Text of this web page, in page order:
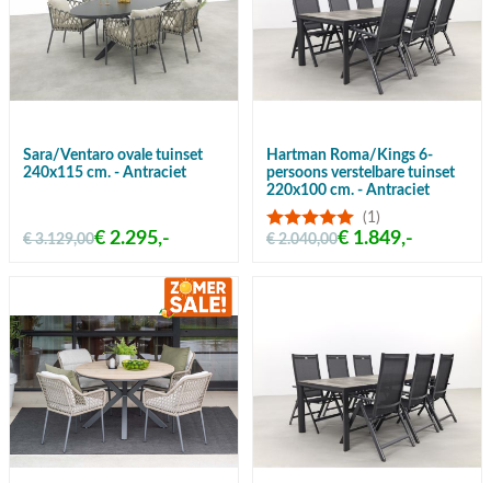
Sara/Ventaro ovale tuinset
240x115 cm. - Antraciet
€ 3.129,00€ 2.295,-
Hartman Roma/Kings 6-
persoons verstelbare tuinset
220x100 cm. - Antraciet
(1)
€ 2.040,00€ 1.849,-